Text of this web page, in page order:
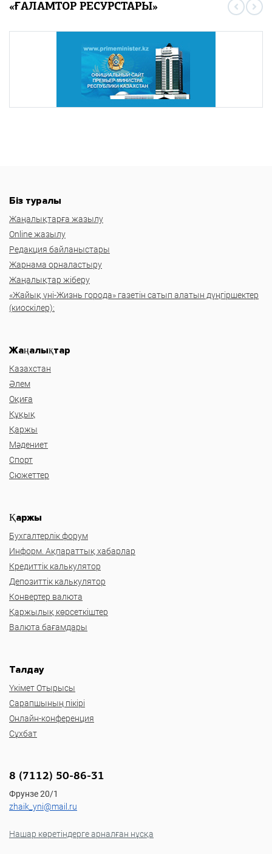
«ҒАЛАМТОР РЕСУРСТАРЫ»
Біз туралы
Жаңалықтарға жазылу
Online жазылу
Редакция байланыстары
Жарнама орналастыру
Жаңалықтар жіберу
«Жайық үні-Жизнь города» газетін сатып алатын дүңгіршектер
(киоскілер):
Жаңалықтар
Казахстан
Әлем
Оқиға
Құқық
Қаржы
Мәдениет
Спорт
Сюжеттер
Қаржы
Бухгалтерлік форум
Информ. Ақпараттық хабарлар
Кредиттік калькулятор
Депозиттік калькулятор
Конвертер валюта
Қаржылық көрсеткіштер
Валюта бағамдары
Талдау
Үкімет Отырысы
Сарапшының пікірі
Онлайн-конференция
Сұхбат
8 (7112) 50-86-31
Фрунзе 20/1
zhaik_yni@mail.ru
Нашар көретіндерге арналған нұсқа